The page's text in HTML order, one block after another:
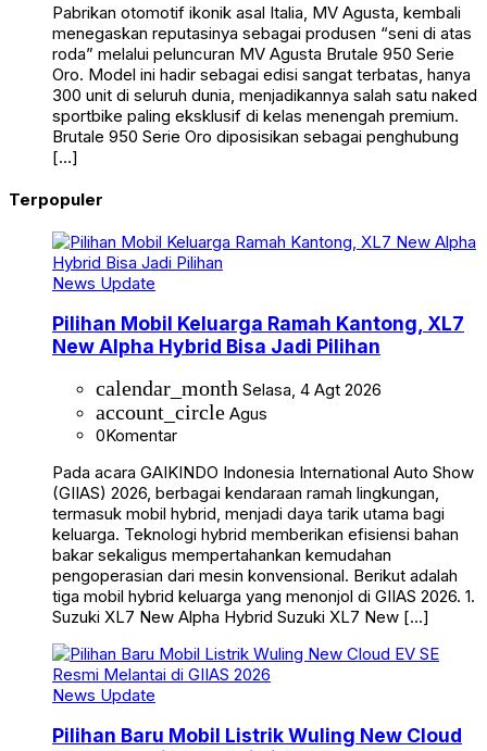
Pabrikan otomotif ikonik asal Italia, MV Agusta, kembali
menegaskan reputasinya sebagai produsen “seni di atas
roda” melalui peluncuran MV Agusta Brutale 950 Serie
Oro. Model ini hadir sebagai edisi sangat terbatas, hanya
300 unit di seluruh dunia, menjadikannya salah satu naked
sportbike paling eksklusif di kelas menengah premium.
Brutale 950 Serie Oro diposisikan sebagai penghubung
[…]
Terpopuler
News Update
Pilihan Mobil Keluarga Ramah Kantong, XL7
New Alpha Hybrid Bisa Jadi Pilihan
calendar_month Selasa, 4 Agt 2026
account_circle Agus
0Komentar
Pada acara GAIKINDO Indonesia International Auto Show
(GIIAS) 2026, berbagai kendaraan ramah lingkungan,
termasuk mobil hybrid, menjadi daya tarik utama bagi
keluarga. Teknologi hybrid memberikan efisiensi bahan
bakar sekaligus mempertahankan kemudahan
pengoperasian dari mesin konvensional. Berikut adalah
tiga mobil hybrid keluarga yang menonjol di GIIAS 2026. 1.
Suzuki XL7 New Alpha Hybrid Suzuki XL7 New […]
News Update
Pilihan Baru Mobil Listrik Wuling New Cloud